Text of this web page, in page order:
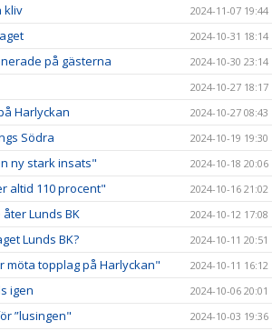
kliv 2024-11-07 19:44
2024-10-31 18:14
på gästerna 2024-10-30 23:14
2024-10-27 18:17
Harlyckan 2024-10-27 08:43
Södra 2024-10-19 19:30
ny stark insats" 2024-10-18 20:06
altid 110 procent" 2024-10-16 21:02
Lunds BK 2024-10-12 17:08
Lunds BK? 2024-10-11 20:51
möta topplag på Harlyckan" 2024-10-11 16:12
igen 2024-10-06 20:01
”lusingen" 2024-10-03 19:36